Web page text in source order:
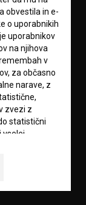
obvestila in e-
o uporabnikih
uporabnikov
na njihova
v
za občasno
narave, z
zvezi z
statistični
vselej
osebne